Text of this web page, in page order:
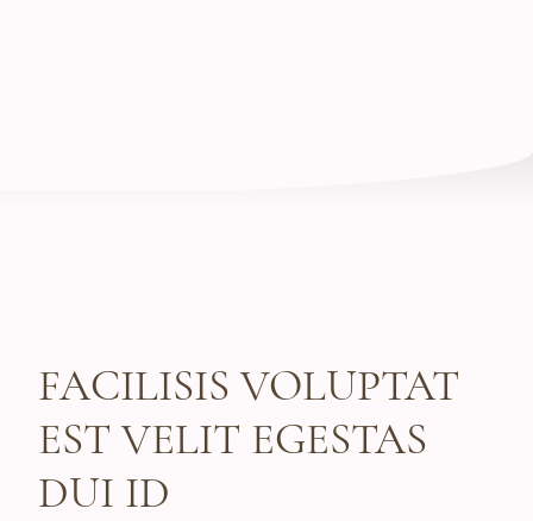
FACILISIS VOLUPTAT
EST VELIT EGESTAS
DUI ID